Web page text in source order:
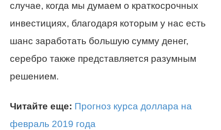
случае, когда мы думаем о краткосрочных
инвестициях, благодаря которым у нас есть
шанс заработать большую сумму денег,
серебро также представляется разумным
решением.
Читайте еще: Прогноз курса доллара на
февраль 2019 года